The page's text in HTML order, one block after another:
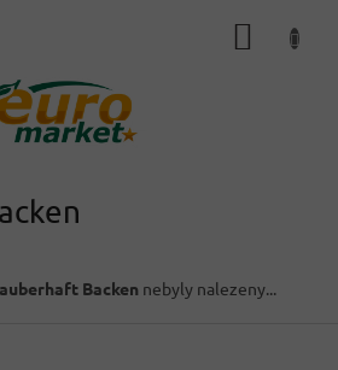
Backen nebyly nalezeny...